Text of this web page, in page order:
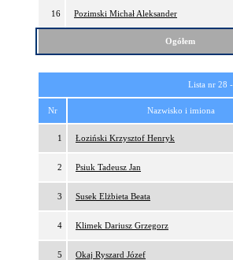
16 Pozimski Michał Aleksander
Ogółem
Lista nr 28
Nr Nazwisko i imiona
1 Łoziński Krzysztof Henryk
2 Psiuk Tadeusz Jan
3 Susek Elżbieta Beata
4 Klimek Dariusz Grzegorz
5 Okaj Ryszard Józef